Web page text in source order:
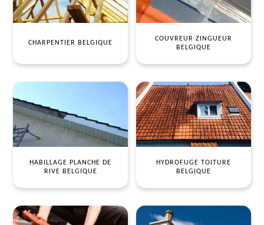
CHARPENTIER BELGIQUE
COUVREUR ZINGUEUR
BELGIQUE
HABILLAGE PLANCHE DE
RIVE BELGIQUE
HYDROFUGE TOITURE
BELGIQUE